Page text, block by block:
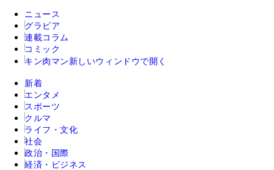
ニュース
グラビア
連載コラム
コミック
キン肉マン 新しいウィンドウで開く
新着
エンタメ
スポーツ
クルマ
ライフ・文化
社会
政治・国際
経済・ビジネス